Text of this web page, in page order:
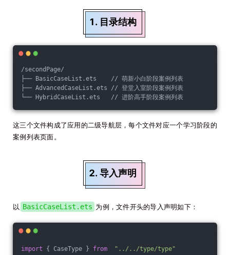
1. 目录结构
/secondPage/
├── BasicCaseList.ets    // 萌新小白阶段案例列表
├── AdvancedCaseList.ets // 登堂入室阶段案例列表
└── HybridCaseList.ets   // 进阶高手阶段案例列表
这三个文件构成了应用的二级导航层，每个文件对应一个学习阶段的
案例列表页面。
2. 导入声明
以 BasicCaseList.ets 为例，文件开头的导入声明如下：
import { CaseType } from
"../../type/type"